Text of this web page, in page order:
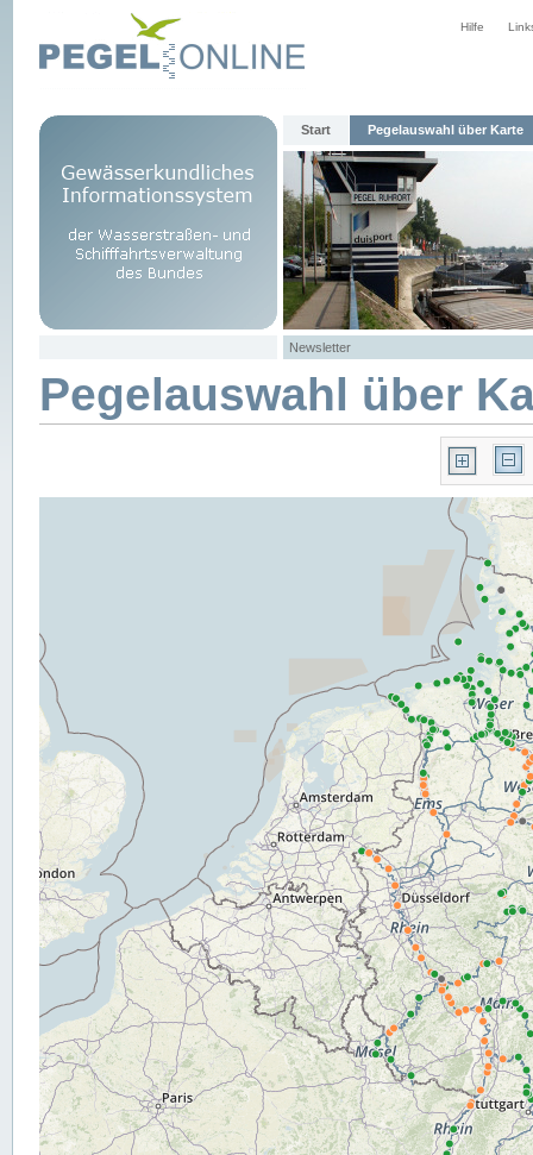
Hilfe
Start Pegelauswahl über Karte
Newsletter
Pegelauswahl über